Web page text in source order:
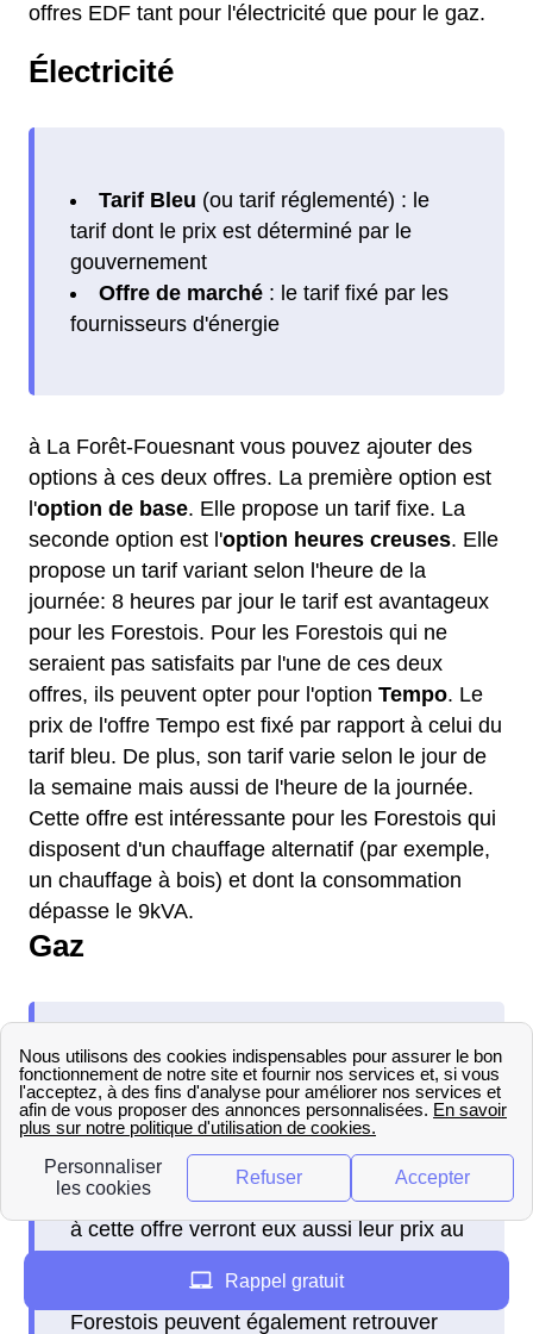
offres EDF tant pour l'électricité que pour le gaz.
Électricité
Tarif Bleu (ou tarif réglementé) : le
tarif dont le prix est déterminé par le
gouvernement
Offre de marché: le tarif fixé par les
fournisseurs d'énergie
à La Forêt-Fouesnant vous pouvez ajouter des
options à ces deux offres. La première option est
l'option de base. Elle propose un tarif fixe. La
seconde option est l'option heures creuses. Elle
propose un tarif variant selon l'heure de la
journée: 8 heures par jour le tarif est avantageux
pour les Forestois. Pour les Forestois qui ne
seraient pas satisfaits par l'une de ces deux
offres, ils peuvent opter pour l'option Tempo. Le
prix de l'offre Tempo est fixé par rapport à celui du
tarif bleu. De plus, son tarif varie selon le jour de
la semaine mais aussi de l'heure de la journée.
Cette offre est intéressante pour les Forestois qui
disposent d'un chauffage alternatif (par exemple,
un chauffage à bois) et dont la consommation
dépasse le 9kVA.
Gaz
Avantage Gaz : Cette offre propose
un prix fixe d'une durée de 4 ans. En effet
le prix du kWh HT sera le même, sauf si
durant cette période le tarif réglementé du
gaz diminue, les Forestois ayant souscrit
à cette offre verront eux aussi leur prix au
Avantage Gaz Durable: Les
Forestois peuvent également retrouver
Rappel gratuit